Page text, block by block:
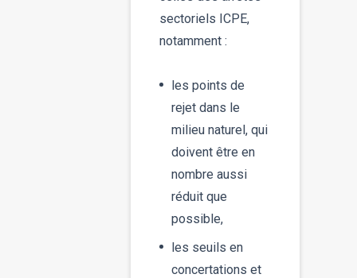
sectoriels ICPE,
notamment :
les points de
rejet dans le
milieu naturel, qui
doivent être en
nombre aussi
réduit que
possible,
les seuils en
concertations et